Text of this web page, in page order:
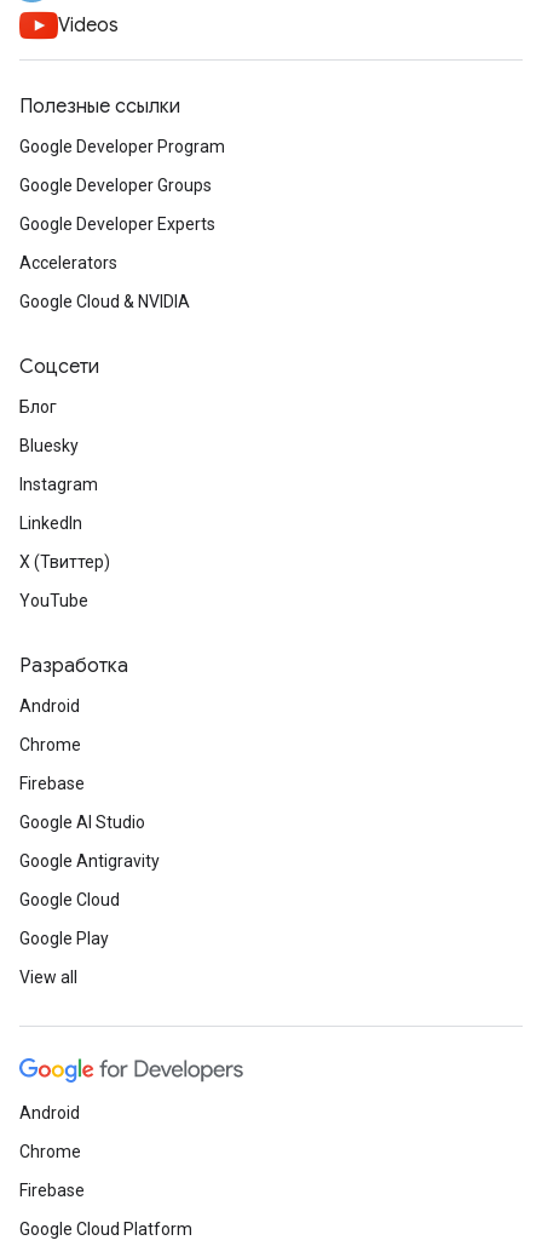
Videos
Полезные ссылки
Google Developer Program
Google Developer Groups
Google Developer Experts
Accelerators
Google Cloud & NVIDIA
Соцсети
Блог
Bluesky
Instagram
LinkedIn
X (Твиттер)
YouTube
Разработка
Android
Chrome
Firebase
Google AI Studio
Google Antigravity
Google Cloud
Google Play
View all
Android
Chrome
Firebase
Google Cloud Platform